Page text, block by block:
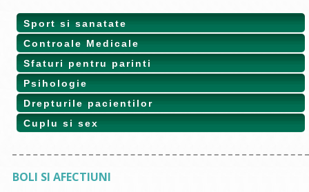
Sport si sanatate
Controale Medicale
Sfaturi pentru parinti
Psihologie
Drepturile pacientilor
Cuplu si sex
BOLI SI AFECTIUNI